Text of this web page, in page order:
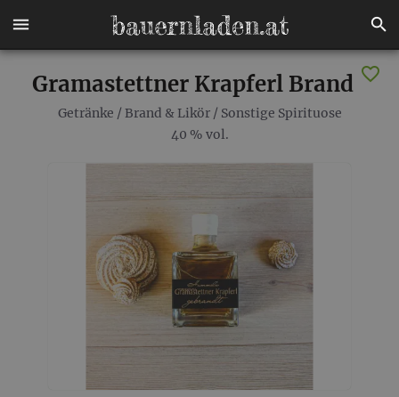
Gramastettner Krapferl Brand
Getränke / Brand & Likör/ Sonstige Spirituose
40 % vol.